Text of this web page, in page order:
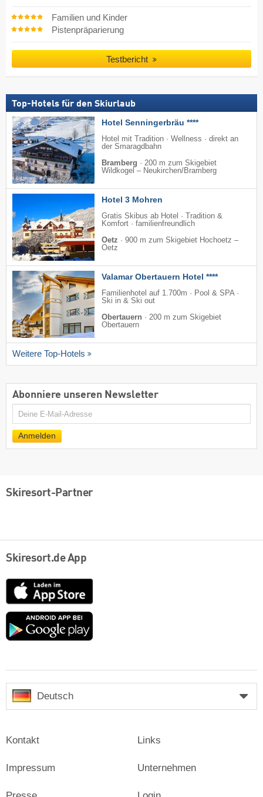
Familien und Kinder
Pistenpräparierung
Testbericht
Top-Hotels für den Skiurlaub
Hotel Senningerbräu ****
Hotel mit Tradition · Wellness · direkt an
der Smaragdbahn
Bramberg · 200 m zum Skigebiet
Wildkogel – Neukirchen/​Bramberg
Hotel 3 Mohren
Gratis Skibus ab Hotel · Tradition &
Komfort · familienfreundlich
Oetz · 900 m zum Skigebiet Hochoetz –
Oetz
Valamar Obertauern Hotel ****
Familienhotel auf 1.700m · Pool & SPA ·
Ski in & Ski out
Obertauern · 200 m zum Skigebiet
Obertauern
Weitere Top-Hotels
Abonniere unseren Newsletter
E-
Mail
Anmelden
Skiresort-Partner
Skiresort.de App
App
Store
Google
Deutsch
Kontakt
Impressum
Links
Unternehmen